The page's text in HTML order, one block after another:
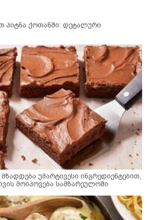
პიტნა ქოთანში: დეტალური
უმარტივესი ინგრედიენტებით,
მოიპოვება სამზარეულოში